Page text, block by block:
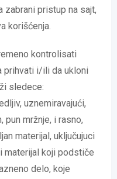
zabrani pristup na sajt,
korišćenja.
kontrolisati
prihvati i/ili da ukloni
sledece:
uznemiravajući,
mržnje, i rasno,
materijal, uključujuci
materijal koji podstiče
delo, koje